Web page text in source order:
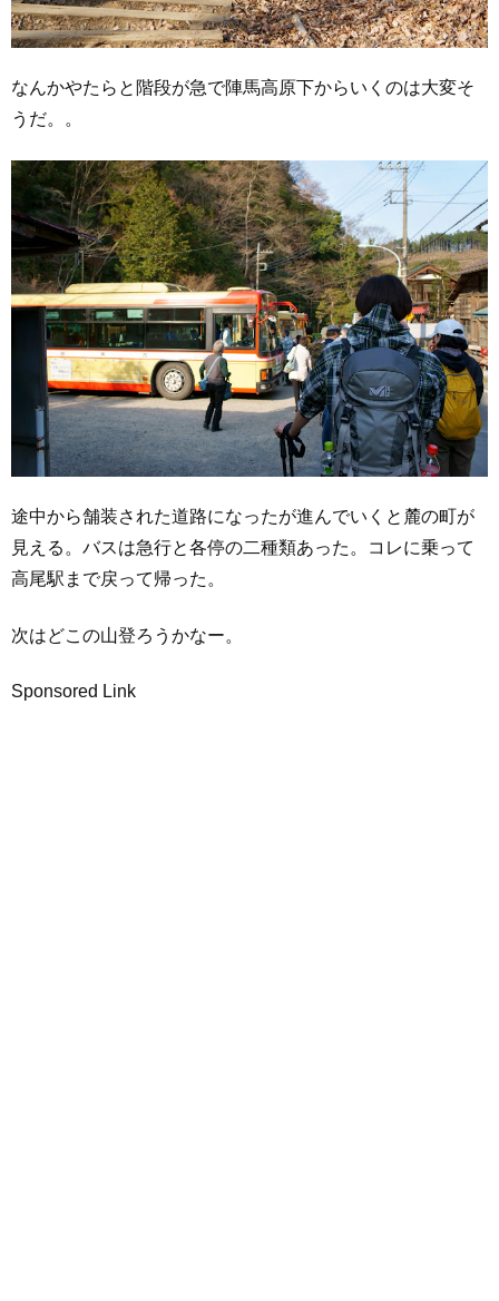
なんかやたらと階段が急で陣馬高原下からいくのは大変そ
うだ。。
途中から舗装された道路になったが進んでいくと麓の町が
見える。バスは急行と各停の二種類あった。コレに乗って
高尾駅まで戻って帰った。
次はどこの山登ろうかなー。
Sponsored Link